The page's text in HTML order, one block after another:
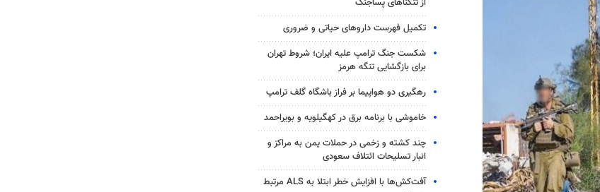
تکمیل فهرست داروهای حیاتی و ضروری
شکست جنگ ترامپ علیه ایران؛ شروط تهران
برای بازگشایی تنگه هرمز
رهگیری دو هواپیما بر فراز باشگاه گلف ترامپ
خاموشی با برنامه برق در کهگیلویه و بویراحمد
چند کشته و زخمی در حملات یمن به مراکز و
انبار تسلیحات ائتلاف سعودی
آفت‌کش‌ها با افزایش خطر ابتلا به ALS مرتبط